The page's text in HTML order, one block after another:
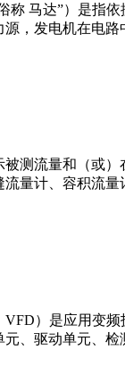
称 马达”）是
，发电机在电
被测流量和（或
量计、容积流
VFD）是应用
、驱动单元、检